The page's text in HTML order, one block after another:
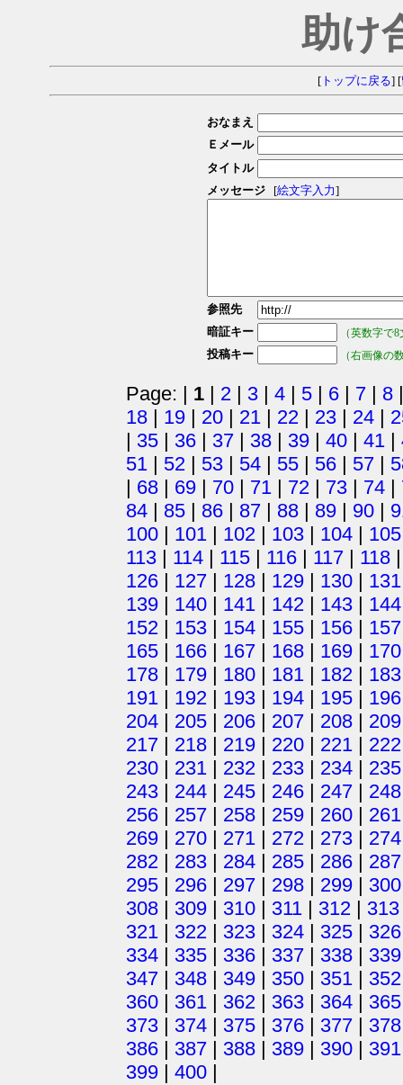
助け
[トップに戻る] [
おなまえ
Ｅメール
タイトル
メッセージ
[絵文字入力]
参照先
暗証キー
（英数字で
投稿キー （右画像の
Page: | 1 | 2 | 3 | 4 | 5 | 6 | 7 | 8
18 | 19 | 20 | 21 | 22 | 23 | 24 |
| 35 | 36 | 37 | 38 | 39 | 40 | 41 |
51 | 52 | 53 | 54 | 55 | 56 | 57 |
| 68 | 69 | 70 | 71 | 72 | 73 | 74 |
84 | 85 | 86 | 87 | 88 | 89 | 90 |
100 | 101 | 102 | 103 | 104 | 105
113 | 114 | 115 | 116 | 117 | 118
126 | 127 | 128 | 129 | 130 | 131
139 | 140 | 141 | 142 | 143 | 144
152 | 153 | 154 | 155 | 156 | 157
165 | 166 | 167 | 168 | 169 | 170
178 | 179 | 180 | 181 | 182 | 183
191 | 192 | 193 | 194 | 195 | 196
204 | 205 | 206 | 207 | 208 | 209
217 | 218 | 219 | 220 | 221 | 222
230 | 231 | 232 | 233 | 234 | 235
243 | 244 | 245 | 246 | 247 | 248
256 | 257 | 258 | 259 | 260 | 261
269 | 270 | 271 | 272 | 273 | 274
282 | 283 | 284 | 285 | 286 | 287
295 | 296 | 297 | 298 | 299 | 300
308 | 309 | 310 | 311 | 312 | 313
321 | 322 | 323 | 324 | 325 | 326
334 | 335 | 336 | 337 | 338 | 339
347 | 348 | 349 | 350 | 351 | 352
360 | 361 | 362 | 363 | 364 | 365
373 | 374 | 375 | 376 | 377 | 378
386 | 387 | 388 | 389 | 390 | 391
399 | 400 |